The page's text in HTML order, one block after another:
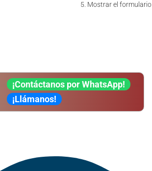
Mostrar el formulario
¡Contáctanos por WhatsApp!
¡Llámanos!